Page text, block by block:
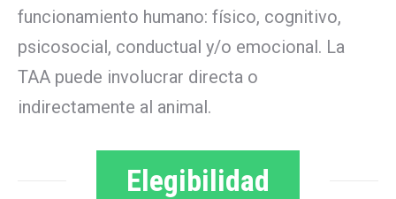
funcionamiento humano: físico, cognitivo,
psicosocial, conductual y/o emocional. La
TAA puede involucrar directa o
indirectamente al animal.
Elegibilidad